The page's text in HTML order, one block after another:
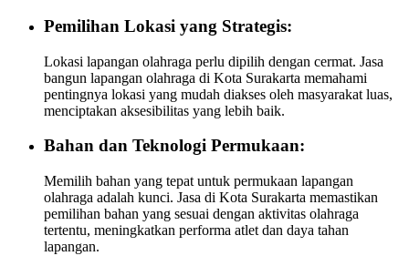
Pemilihan Lokasi yang Strategis:
Lokasi lapangan olahraga perlu dipilih dengan cermat. Jasa
bangun lapangan olahraga di Kota Surakarta memahami
pentingnya lokasi yang mudah diakses oleh masyarakat luas,
menciptakan aksesibilitas yang lebih baik.
Bahan dan Teknologi Permukaan:
Memilih bahan yang tepat untuk permukaan lapangan
olahraga adalah kunci. Jasa di Kota Surakarta memastikan
pemilihan bahan yang sesuai dengan aktivitas olahraga
tertentu, meningkatkan performa atlet dan daya tahan
lapangan.